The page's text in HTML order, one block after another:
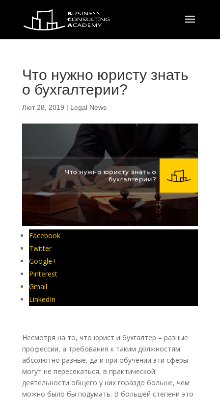
Что нужно юристу знать
о бухгалтерии?
Лют 28, 2019 | Legal News
Facebook
Twitter
Google+
Pinterest
Gmail
LinkedIn
Несмотря на то, что юрист и бухгалтер – разные
профессии, а требования к таким должностям
абсолютно разные, да и при обучении эти сферы
могут не пересекаться, в практической
деятельности общего у них гораздо больше, чем
можно было бы подумать. В большей степени это